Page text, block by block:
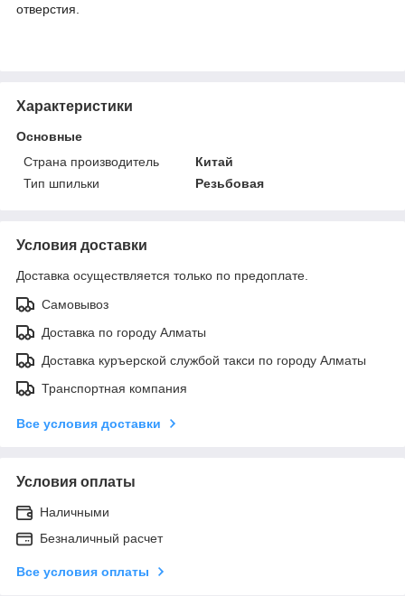
отверстия.
Характеристики
Основные
Страна производитель
Китай
Тип шпильки
Резьбовая
Условия доставки
Доставка осуществляется только по предоплате.
Самовывоз
Доставка по городу Алматы
Доставка куръерской службой такси по городу Алматы
Транспортная компания
Все условия доставки
Условия оплаты
Наличными
Безналичный расчет
Все условия оплаты